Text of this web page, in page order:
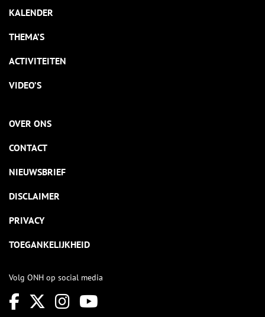
KALENDER
THEMA’S
ACTIVITEITEN
VIDEO’S
OVER ONS
CONTACT
NIEUWSBRIEF
DISCLAIMER
PRIVACY
TOEGANKELIJKHEID
Volg ONH op social media